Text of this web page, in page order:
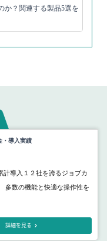
か？関連する製品5選を
・導入実績
計導入１２社を誇るジョブカ
多数の機能と快適な操作性を
詳細を見る